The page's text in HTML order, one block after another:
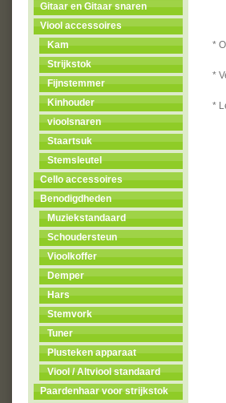
Gitaar en Gitaar snaren
Viool accessoires
Kam
Strijkstok
Fijnstemmer
Kinhouder
vioolsnaren
Staartsuk
Stemsleutel
Cello accessoires
Benodigdheden
Muziekstandaard
Schoudersteun
Vioolkoffer
Demper
Hars
Stemvork
Tuner
Plusteken apparaat
Viool / Altviool standaard
Paardenhaar voor strijkstok
*
*
*